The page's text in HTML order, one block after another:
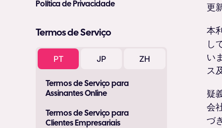
Política de Privacidade
Termos de Serviço
PT JP ZH
Termos de Serviço para
Assinantes Online
Termos de Serviço para
Clientes Empresariais
更
本
し
い
ス
疑
会
づ